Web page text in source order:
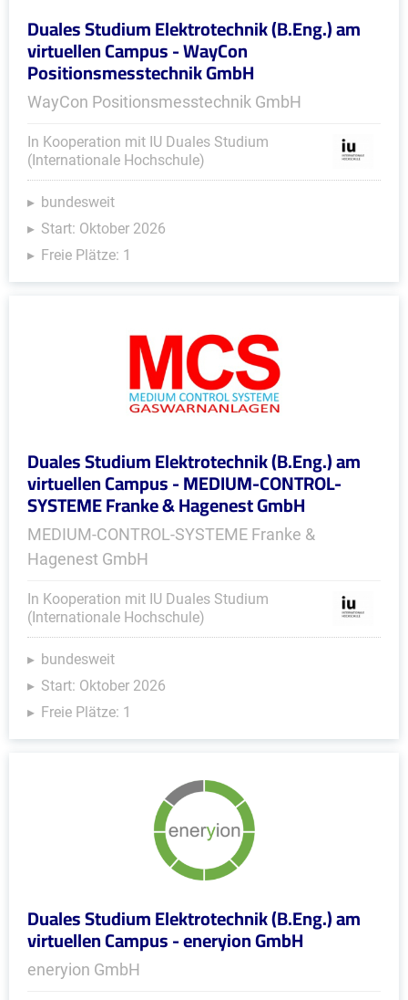
Duales Studium Elektrotechnik (B.Eng.) am
virtuellen Campus - WayCon
Positionsmesstechnik GmbH
WayCon Positionsmesstechnik GmbH
In Kooperation mit IU Duales Studium
(Internationale Hochschule)
bundesweit
Start: Oktober 2026
Freie Plätze: 1
Duales Studium Elektrotechnik (B.Eng.) am
virtuellen Campus - MEDIUM-CONTROL-
SYSTEME Franke & Hagenest GmbH
MEDIUM-CONTROL-SYSTEME Franke &
Hagenest GmbH
In Kooperation mit IU Duales Studium
(Internationale Hochschule)
bundesweit
Start: Oktober 2026
Freie Plätze: 1
Duales Studium Elektrotechnik (B.Eng.) am
virtuellen Campus - eneryion GmbH
eneryion GmbH